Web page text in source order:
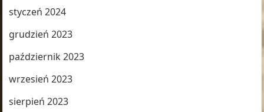
styczeń 2024
grudzień 2023
październik 2023
wrzesień 2023
sierpień 2023